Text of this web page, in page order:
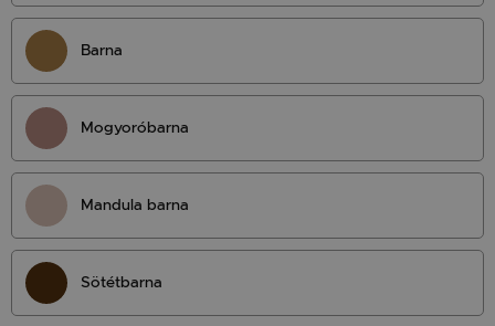
Barna
Mogyoróbarna
Mandula barna
Sötétbarna